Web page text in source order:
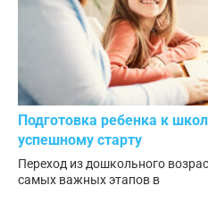
Подготовка ребенка к
успешному старту
Переход из дошкольного
самых важных этапов в